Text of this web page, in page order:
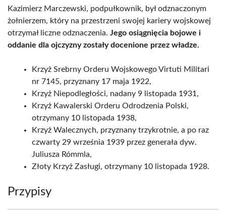
Kazimierz Marczewski, podpułkownik, był odznaczonym
żołnierzem, który na przestrzeni swojej kariery wojskowej
otrzymał liczne odznaczenia. Jego osiągnięcia bojowe i
oddanie dla ojczyzny zostały docenione przez władze.
Krzyż Srebrny Orderu Wojskowego Virtuti Militari
nr 7145, przyznany 17 maja 1922,
Krzyż Niepodległości, nadany 9 listopada 1931,
Krzyż Kawalerski Orderu Odrodzenia Polski,
otrzymany 10 listopada 1938,
Krzyż Walecznych, przyznany trzykrotnie, a po raz
czwarty 29 września 1939 przez generała dyw.
Juliusza Rómmla,
Złoty Krzyż Zasługi, otrzymany 10 listopada 1928.
Przypisy